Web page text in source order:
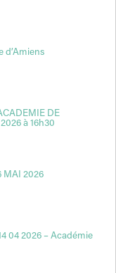
d’Amiens
DE
à 16h30
MAI 2026
04 2026 – Académie